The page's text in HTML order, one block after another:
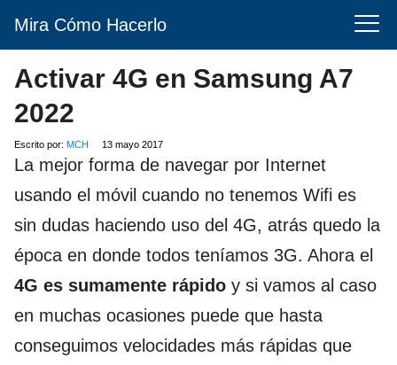
Mira Cómo Hacerlo
Activar 4G en Samsung A7
2022
Escrito por: MCH 13 mayo 2017
La mejor forma de navegar por Internet
usando el móvil cuando no tenemos Wifi es
sin dudas haciendo uso del 4G, atrás quedo la
época en donde todos teníamos 3G. Ahora el
4G es sumamente rápido y si vamos al caso
en muchas ocasiones puede que hasta
conseguimos velocidades más rápidas que